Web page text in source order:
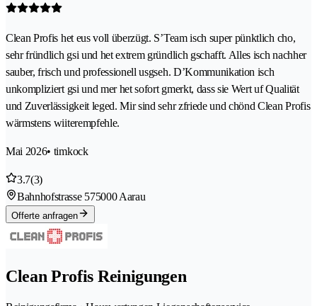
Clean Profis het eus voll überzügt. S’Team isch super pünktlich cho,
sehr fründlich gsi und het extrem gründlich gschafft. Alles isch nachher
sauber, frisch und professionell usgseh. D’Kommunikation isch
unkompliziert gsi und mer het sofort gmerkt, dass sie Wert uf Qualität
und Zuverlässigkeit leged. Mir sind sehr zfriede und chönd Clean Profis
wärmstens wiiterempfehle.
Mai 2026• timkock
3.7(3)
Bahnhofstrasse 575000 Aarau
Offerte anfragen
Clean Profis Reinigungen